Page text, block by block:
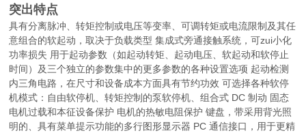
突出特点
具有分离脉冲、转矩控制或电压等变率、可调转矩或电流限制及其任
意组合的软起动，取决于负载类型 集成式旁通接触系统，可zui小化
功率损失 用于起动参数（如起动转矩、起动电压、软起动和软停止
时间）及三个独立的参数集中的更多参数的各种设置选项 起动检测
内三角电路，在尺寸和设备成本方面具有节约功效 可选择各种软停
机模式：自由软停机、转矩控制的泵软停机、组合式 DC 制动 固态
电机过载和本征设备保护 电机的热敏电阻保护 键盘，带采用背光照
明的、具有菜单提示功能的多行图形显示器 PC 通信接口，用于更精